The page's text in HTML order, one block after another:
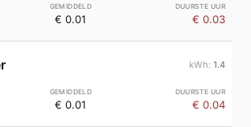
€ 0.01 € 0.03
1.4
€ 0.01 € 0.04